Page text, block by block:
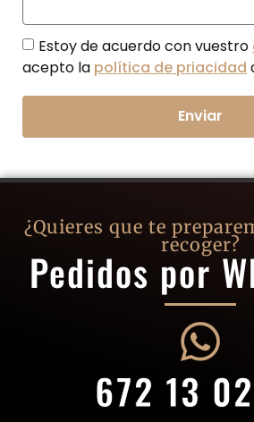
Estoy de acuerdo con vuestro
acepto la política de priacidad
Enviar
¿Quieres que te
recoger?
Pedidos por
672 13